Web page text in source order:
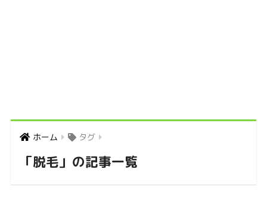
ホーム タグ
「脱毛」の記事一覧